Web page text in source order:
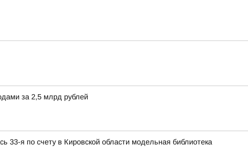
за 2,5 млрд рублей
33-я по счету в Кировской области модельная библиотека